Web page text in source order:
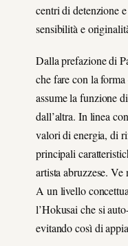
centri di detenzione
sensibilità e
Dalla prefazione di
che fare con la
assume la funzione
dall’altra. In linea
valori di energia, di
principali
artista abruzzese.
A un livello
l’Hokusai che si
evitando così di